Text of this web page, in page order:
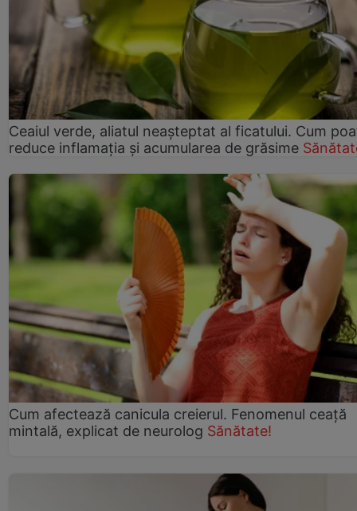
Ceaiul verde, aliatul neașteptat al ficatului. Cum
reduce inflamația și acumularea de grăsime
Cum afectează canicula creierul. Fenomenul ceață
mintală, explicat de neurolog Sănătate!